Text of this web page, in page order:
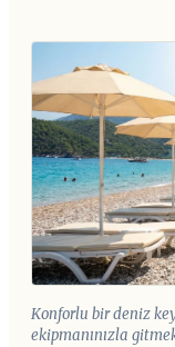
Konforlu bir deniz
ekipmanınızla